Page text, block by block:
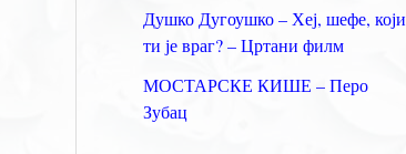
з
:
Душко Дугоушко – Хеј, шефе, који
ти је враг? – Цртани филм
МОСТАРСКЕ КИШЕ – Перо
Зубац